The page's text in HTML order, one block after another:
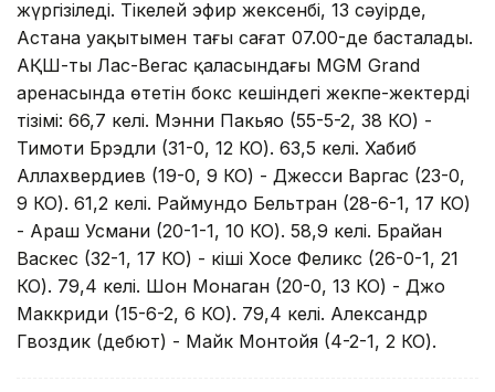
жүргізіледі. Тікелей эфир жексенбі, 13 сәуірде,
Астана уақытымен таңғы сағат 07.00-де басталады.
АҚШ-тың Лас-Вегас қаласындағы MGM Grand
аренасында өтетін бокс кешіндегі жекпе-жектердің
тізімі: 66,7 келі. Мэнни Пакьяо (55-5-2, 38 КО) -
Тимоти Брэдли (31-0, 12 КО). 63,5 келі. Хабиб
Аллахвердиев (19-0, 9 КО) - Джесси Варгас (23-0,
9 КО). 61,2 келі. Раймундо Бельтран (28-6-1, 17 КО)
- Араш Усмани (20-1-1, 10 КО). 58,9 келі. Брайан
Васкес (32-1, 17 КО) - кіші Хосе Феликс (26-0-1, 21
КО). 79,4 келі. Шон Монаган (20-0, 13 КО) - Джо
Маккриди (15-6-2, 6 КО). 79,4 келі. Александр
Гвоздик (дебют) - Майк Монтойя (4-2-1, 2 КО).